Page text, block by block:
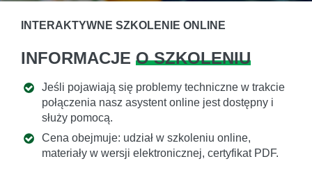
INTERAKTYWNE SZKOLENIE ONLINE
INFORMACJE O SZKOLENIU
Jeśli pojawiają się problemy techniczne w trakcie
połączenia nasz asystent online jest dostępny i
służy pomocą.
Cena obejmuje: udział w szkoleniu online,
materiały w wersji elektronicznej, certyfikat PDF.